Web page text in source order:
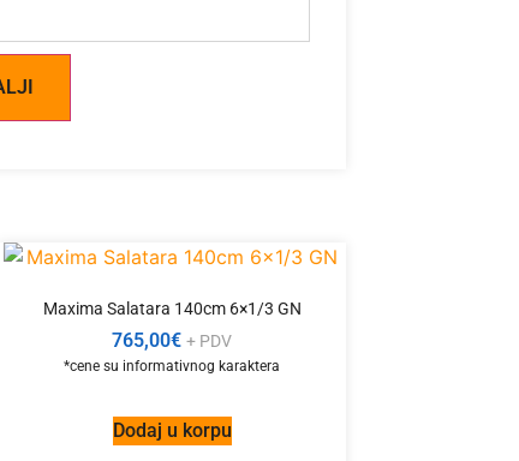
Maxima Salatara 140cm 6×1/3 GN
765,00€ + PDV
Dodaj u korpu